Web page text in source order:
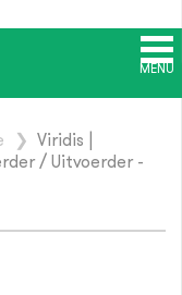
MENU
❯ Viridis |
/ Uitvoerder -